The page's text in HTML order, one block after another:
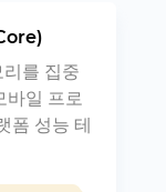
를 집중
바일 프로
폼 성능 테